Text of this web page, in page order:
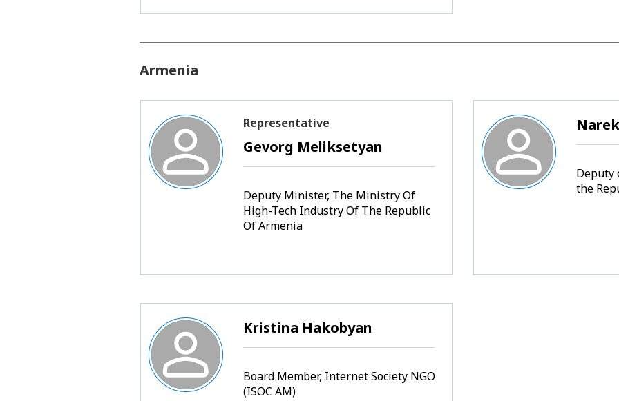
Armenia
Representative
Gevorg Meliksetyan
Deputy Minister, The Ministry Of
High-Tech Industry Of The Republic
Of Armenia
Deputy
the
Kristina Hakobyan
Board Member, Internet Society NGO
(ISOC AM)